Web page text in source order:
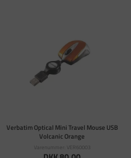
Verbatim Optical Mini Travel Mouse USB
Volcanic Orange
Varenummer: VER60003